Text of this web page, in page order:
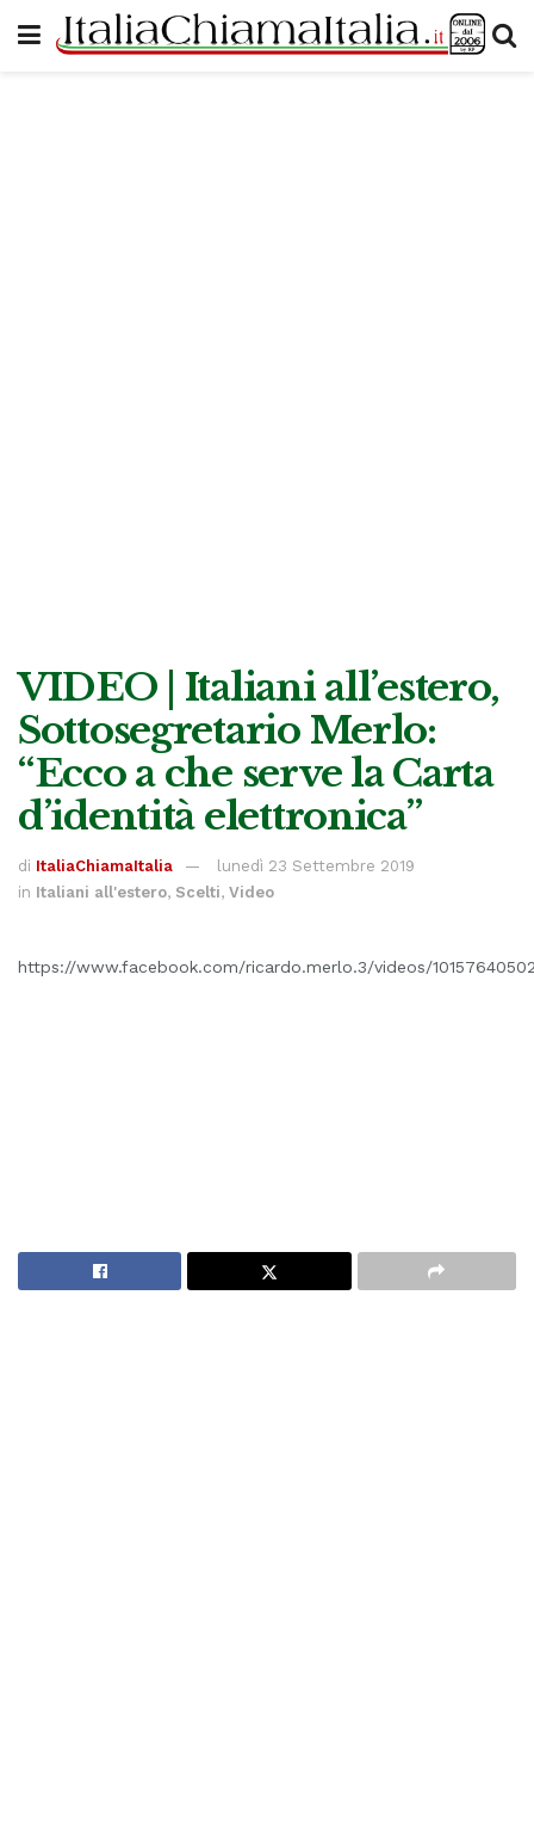
VIDEO | Italiani all’estero,
Sottosegretario Merlo:
“Ecco a che serve la Carta
d’identità elettronica”
di ItaliaChiamaItalia
lunedì 23 Settembre 2019
in Italiani all'estero, Scelti, Video
https://www.facebook.com/ricardo.merlo.3/videos/